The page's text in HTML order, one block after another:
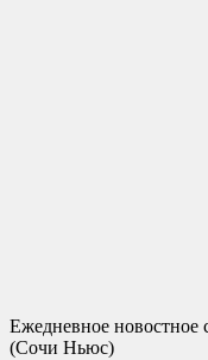
Ежедневное новостное
(Сочи Ньюс)